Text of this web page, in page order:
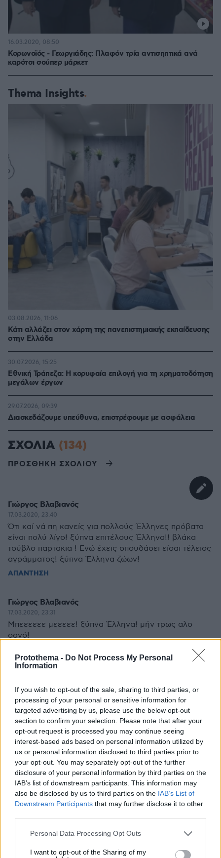
Protothema - Do Not Process My Personal
Information
If you wish to opt-out of the sale, sharing to third parties, or
processing of your personal or sensitive information for
targeted advertising by us, please use the below opt-out
section to confirm your selection. Please note that after your
opt-out request is processed you may continue seeing
interest-based ads based on personal information utilized by
us or personal information disclosed to third parties prior to
your opt-out. You may separately opt-out of the further
disclosure of your personal information by third parties on the
IAB’s list of downstream participants. This information may
also be disclosed by us to third parties on the IAB’s List of
Downstream Participants that may further disclose it to other
Please note that this website/app uses one or more Google
not limited to your visit or usage behaviour. You may click to
Personal Data Processing Opt Outs
I want to opt-out of the Sharing of my
Κορωνοϊός - Γεωργιάδης: Πλαφόν τρία αντισηπτικά ανά
καρότσι σούπερ μάρκετ
16.03.2020, 08:50
Thema Insights
Κάτι αλλάζει στον χάρτη της πανεπιστημιακής εκπαίδευσης
στην Ελλάδα
03.08.2026, 11:06
Εθνική Τράπεζα: Η κορυφαία επιλογή για τη χρηματοδότηση
μεγάλων έργων
30.07.2026, 15:25
Διασκεδάζουμε υπεύθυνα, επιστρέφουμε με ασφάλεια
29.07.2026, 09:39
ΣΧΟΛΙΑ (134)
ΠΡΟΣΘΗΚΗ ΣΧΟΛΙΟΥ
Γιώργος Βλαβιανός
17.03.2020, 23:40
Ότι καί νά πη κανείς για πολλούς Έλληνες πρόβατα
είναι πολύ λίγο! ξύπνα επιτέλους Έλληνα!! βλάκα
τούβλο παρτακια ! Ενώ έχεις σπουδάσει είσαι τέλειος
αγράμματος! ξύπνα Έλληνα ζώων!
ΑΠΑΝΤΗΣΗ
Γιώργος Βλαβιανός
17.03.2020, 23:31
Μπεεεεεε μεεεεε! ξύπνα Έλληνα! μήν τρως αλο
σανό!
17.03.2020, 21:47
Με τα παρκινγκ τι θα γινει;ειμαστε εκτος λιστας
παρολο που ερχομαστε σε επαφη με δεκαδες
αυτοκινητα και κοσμο...
ΑΠΑΝΤΗΣΗ
Ελενη
16.03.2020, 22:55
Ρε παιδιά δουλεύω σε super market.Εμας θα μας
σκεφτεί κανεις.Δουλευουμε από το πρωί μέχρι το
βράδυ ασταμάτητα χωρίς ρεπό περιμέναμε μια
Κυριακή να δούμε τα παιδιά μας,Τώρα πάει και
αυτή.Μηπως θέλει ο Κ.Γεωργιαδης να κοιμόμαστε
ΦΤΑΝΕΙ